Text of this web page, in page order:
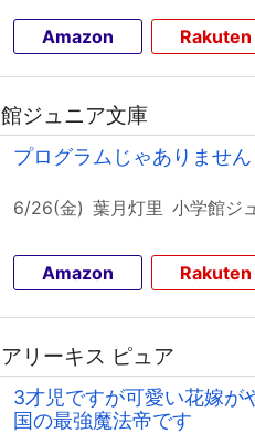
Amazon Rakuten
ジュニア文庫
プログラムじゃありませ
6/26(金) 葉月灯里 小学館ジ
Amazon Rakuten
リーキス ピュア
3才児ですが可愛い花嫁が
国の最強魔法帝です